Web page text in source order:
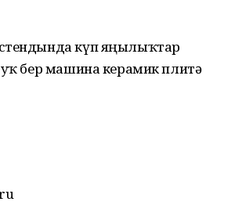
күп яңылыҡтар
бер машина керамик плитә